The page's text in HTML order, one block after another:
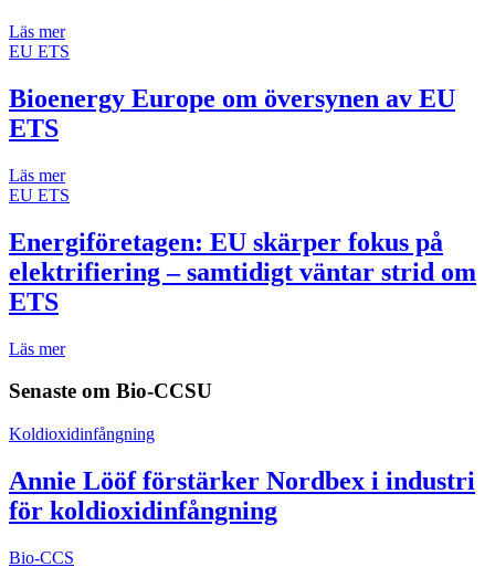
Läs mer
EU ETS
Bioenergy Europe om översynen av EU
ETS
Läs mer
EU ETS
Energiföretagen: EU skärper fokus på
elektrifiering – samtidigt väntar strid om
ETS
Läs mer
Senaste om Bio-CCSU
Koldioxidinfångning
Annie Lööf förstärker Nordbex i industri
för koldioxidinfångning
Bio-CCS